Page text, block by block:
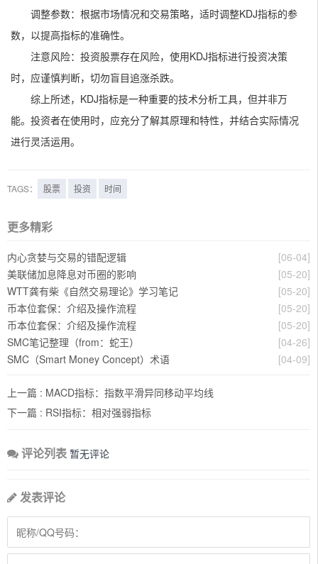
调整参数：根据市场情况和交易策略，适时调整KDJ指标的参
数，以提高指标的准确性。
注意风险：投资股票存在风险，使用KDJ指标进行投资决策
时，应谨慎判断，切勿盲目追涨杀跌。
综上所述，KDJ指标是一种重要的技术分析工具，但并非万
能。投资者在使用时，应充分了解其原理和特性，并结合实际情况
进行灵活运用。
TAGS： 股票 投资 时间
更多精彩
[06-04]
内心贪婪与交易的错配逻辑
[05-20]
美联储加息降息对币圈的影响
[05-20]
WTT龚有柴《自然交易理论》学习笔记
[05-20]
币本位套保：介绍及操作流程
[05-20]
币本位套保：介绍及操作流程
[04-26]
SMC笔记整理（from：蛇王）
[04-09]
SMC（Smart Money Concept）术语
上一篇 : MACD指标：指数平滑异同移动平均线
下一篇 : RSI指标：相对强弱指标
评论列表 暂无评论
发表评论